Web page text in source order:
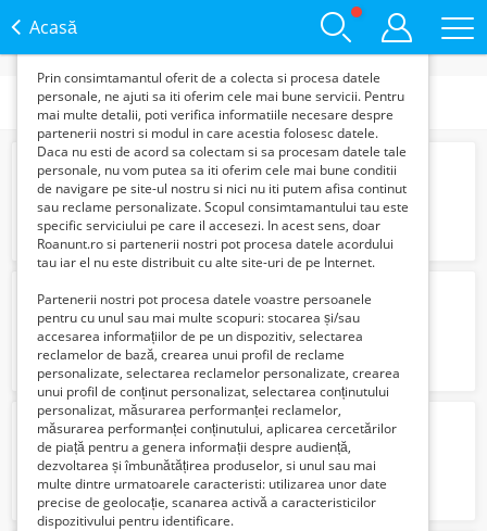
Acasă
Categorii
licitatie bunuri de curatenie si de birou
15964 Lei
Utilaje agricole si alte bunuri mobile
5430 Euro €
MAGAZIONER Tipografie
Verifica cu vanzatorul
functie de interesele si nevoile tale. De asemenea, aceste
date sunt folosite pentru analizarea traffic-ului pe site-ul
Prin consimtamantul oferit de a colecta si procesa datele
personale, ne ajuti sa iti oferim cele mai bune servicii. Pentru
mai multe detalii, poti verifica informatiile necesare despre
partenerii nostri si modul in care acestia folosesc datele.
Daca nu esti de acord sa colectam si sa procesam datele tale
personale, nu vom putea sa iti oferim cele mai bune conditii
de navigare pe site-ul nostru si nici nu iti putem afisa continut
sau reclame personalizate. Scopul consimtamantului tau este
specific serviciului pe care il accesezi. In acest sens, doar
Roanunt.ro si partenerii nostri pot procesa datele acordului
tau iar el nu este distribuit cu alte site-uri de pe Internet.
Partenerii nostri pot procesa datele voastre persoanele
pentru cu unul sau mai multe scopuri: stocarea și/sau
accesarea informațiilor de pe un dispozitiv, selectarea
reclamelor de bază, crearea unui profil de reclame
personalizate, selectarea reclamelor personalizate, crearea
unui profil de conținut personalizat, selectarea conținutului
personalizat, măsurarea performanței reclamelor,
măsurarea performanței conținutului, aplicarea cercetărilor
de piață pentru a genera informații despre audiență,
dezvoltarea și îmbunătățirea produselor, si unul sau mai
multe dintre urmatoarele caracteristi: utilizarea unor date
precise de geolocație, scanarea activă a caracteristicilor
dispozitivului pentru identificare.